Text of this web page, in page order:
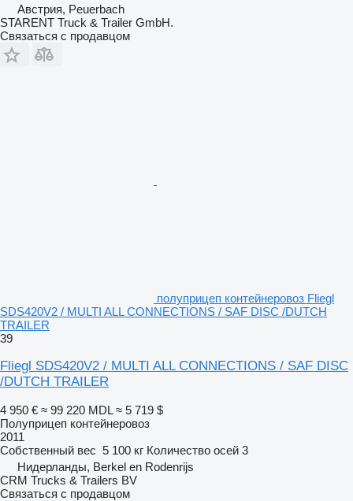
Австрия, Peuerbach
STARENT Truck & Trailer GmbH.
Связаться с продавцом
полуприцеп контейнеровоз Fliegl
SDS420V2 / MULTI ALL CONNECTIONS / SAF DISC /DUTCH
TRAILER
39
Fliegl SDS420V2 / MULTI ALL CONNECTIONS / SAF DISC
/DUTCH TRAILER
4 950 € ≈ 99 220 MDL ≈ 5 719 $
Полуприцеп контейнеровоз
2011
Собственный вес 5 100 кг Количество осей 3
Нидерланды, Berkel en Rodenrijs
CRM Trucks & Trailers BV
Связаться с продавцом